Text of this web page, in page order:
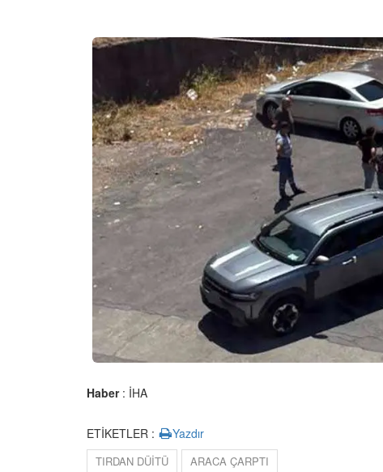
Haber: İHA
ETİKETLER : Yazdır
TIRDAN DÜİTÜ ARACA ÇARPTI